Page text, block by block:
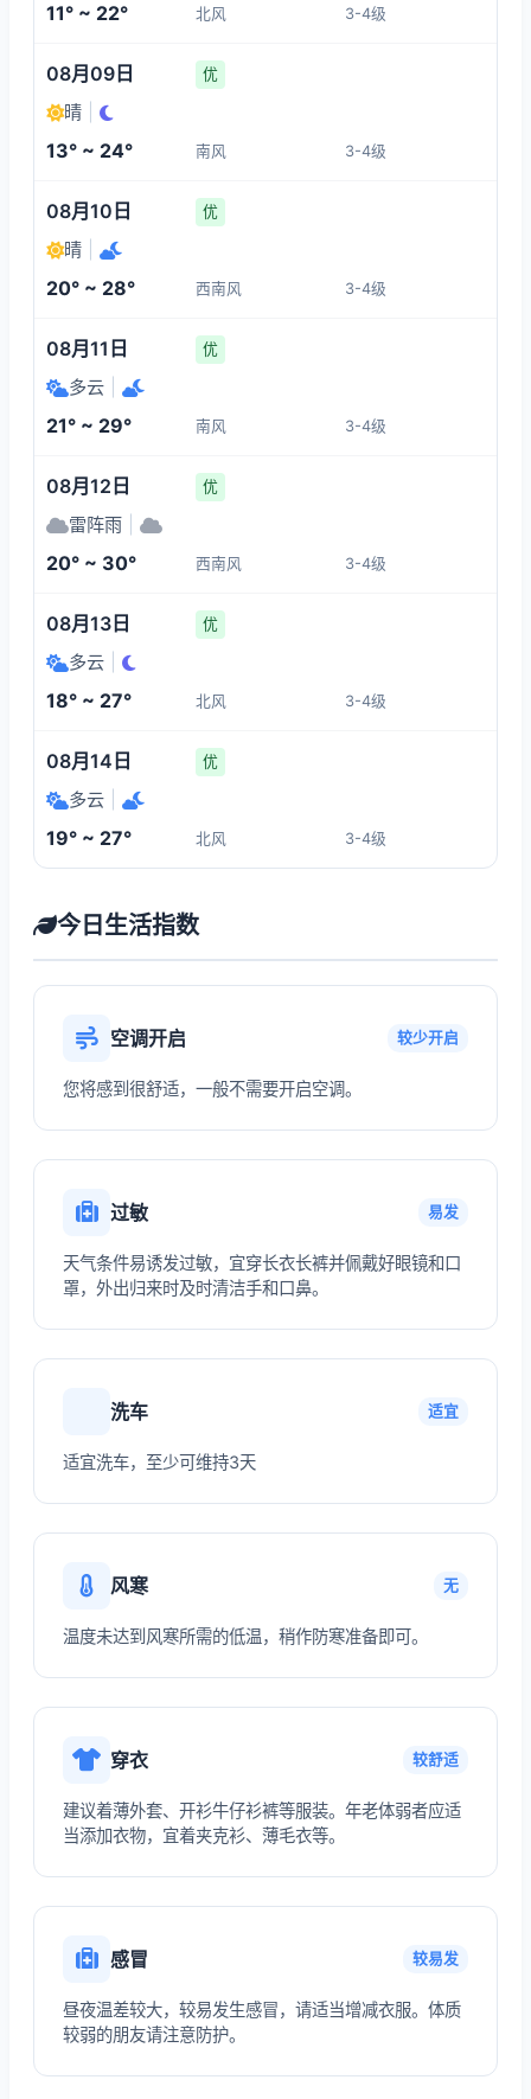
17°
1-3 3-4
16:00
21°
17:00
3-4
11° ~ 22° 北风 3-4级
08月09日 优
晴
13° ~ 24° 南风 3-4级
08月10日 优
晴
20° ~ 28° 西南风 3-4级
08月11日 优
多云
21° ~ 29° 南风 3-4级
08月12日 优
雷阵雨
20° ~ 30° 西南风 3-4级
08月13日 优
多云
18° ~ 27° 北风 3-4级
08月14日 优
多云
19° ~ 27° 北风 3-4级
今日生活指数
空调开启 较少开启
您将感到很舒适，一般不需要开启空调。
过敏 易发
天气条件易诱发过敏，宜穿长衣长裤并佩戴好眼镜和口
罩，外出归来时及时清洁手和口鼻。
洗车 适宜
适宜洗车，至少可维持3天
风寒 无
温度未达到风寒所需的低温，稍作防寒准备即可。
穿衣 较舒适
建议着薄外套、开衫牛仔衫裤等服装。年老体弱者应适
当添加衣物，宜着夹克衫、薄毛衣等。
感冒 较易发
昼夜温差较大，较易发生感冒，请适当增减衣服。体质
较弱的朋友请注意防护。